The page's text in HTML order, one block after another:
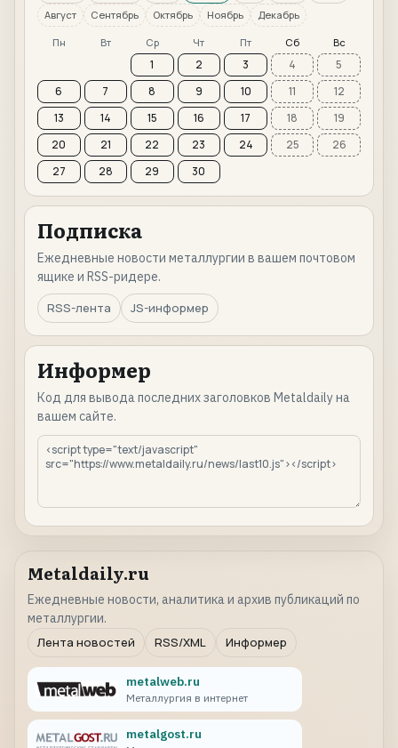
Август
Сентябрь Октябрь Ноябрь Декабрь
Пн Вт Ср Чт Пт Сб Вс
1 2 3 4
5
6
7 8 9 10 11
12
13
14 15 16 17 18
19
20
21 22 23 24 25
26
27
28 29 30
Подписка
Ежедневные новости металлургии в вашем почтовом
ящике и RSS-ридере.
RSS-лента
JS-информер
Информер
Код для вывода последних заголовков Metaldaily на
вашем сайте.
Metaldaily.ru
Ежедневные новости, аналитика и архив публикаций по
металлургии.
Лента новостей
RSS/XML Информер
metalweb.ru
Металлургия в интернет
metalgost.ru